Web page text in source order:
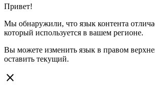
Привет!
Мы обнаружили, что язык контента
который используется в вашем регионе.
Вы можете изменить язык в правом
оставить текущий.
close